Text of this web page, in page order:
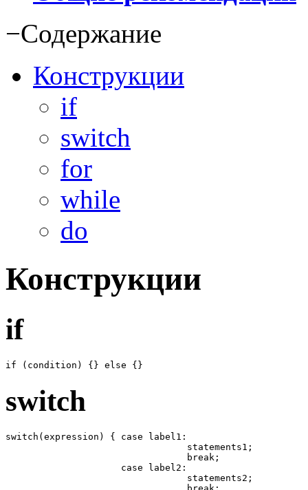
−Содержание
Конструкции
if
switch
for
while
do
Конструкции
if
if (condition) {} else {}
switch
switch(expression) { case label1:
                                 statements1;
                                 break;
                     case label2:
                                 statements2;